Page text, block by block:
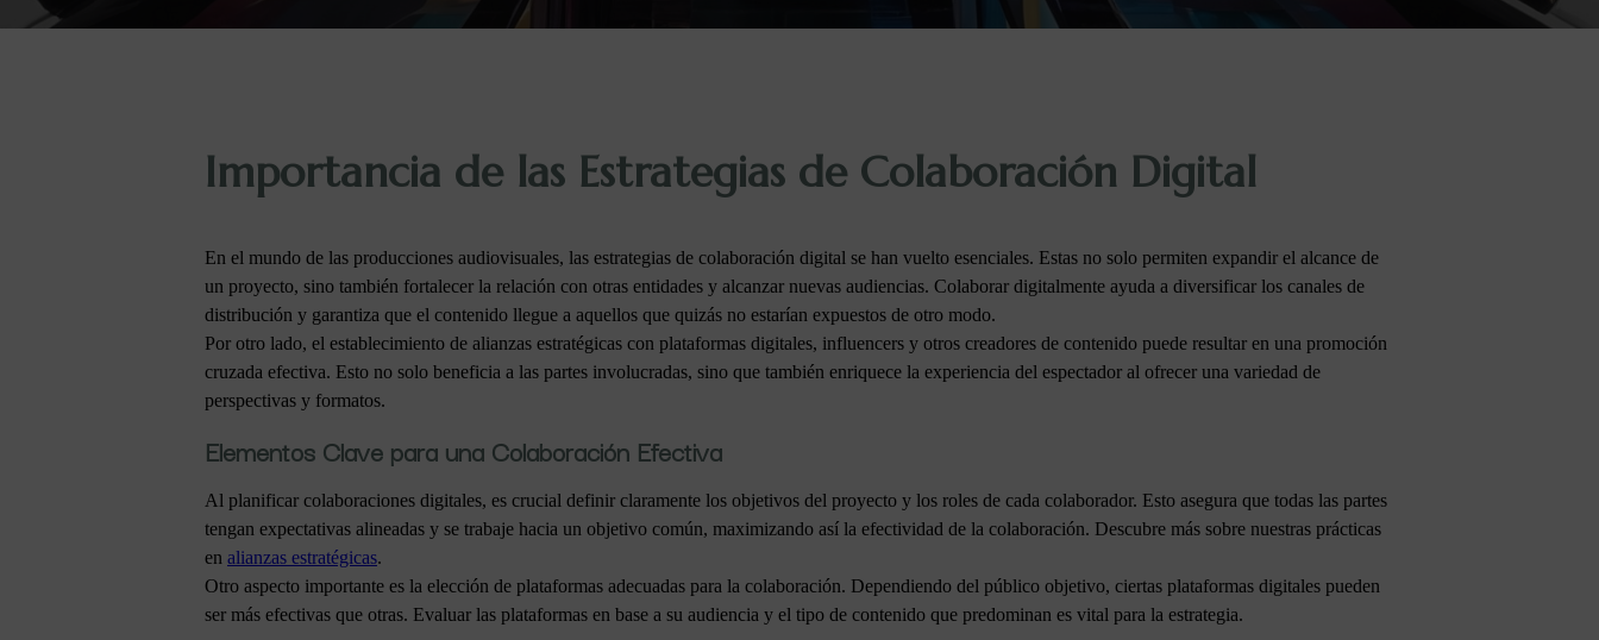
Importancia de las Estrategias de Colaboración Digital
En el mundo de las producciones audiovisuales, las estrategias de colaboración digital se han vuelto esenciales. Estas no solo permiten expandir el alcance de
un proyecto, sino también fortalecer la relación con otras entidades y alcanzar nuevas audiencias. Colaborar digitalmente ayuda a diversificar los canales de
distribución y garantiza que el contenido llegue a aquellos que quizás no estarían expuestos de otro modo.
Por otro lado, el establecimiento de alianzas estratégicas con plataformas digitales, influencers y otros creadores de contenido puede resultar en una promoción
cruzada efectiva. Esto no solo beneficia a las partes involucradas, sino que también enriquece la experiencia del espectador al ofrecer una variedad de
perspectivas y formatos.
Elementos Clave para una Colaboración Efectiva
Al planificar colaboraciones digitales, es crucial definir claramente los objetivos del proyecto y los roles de cada colaborador. Esto asegura que todas las partes
tengan expectativas alineadas y se trabaje hacia un objetivo común, maximizando así la efectividad de la colaboración. Descubre más sobre nuestras prácticas
en alianzas estratégicas.
Otro aspecto importante es la elección de plataformas adecuadas para la colaboración. Dependiendo del público objetivo, ciertas plataformas digitales pueden
ser más efectivas que otras. Evaluar las plataformas en base a su audiencia y el tipo de contenido que predominan es vital para la estrategia.